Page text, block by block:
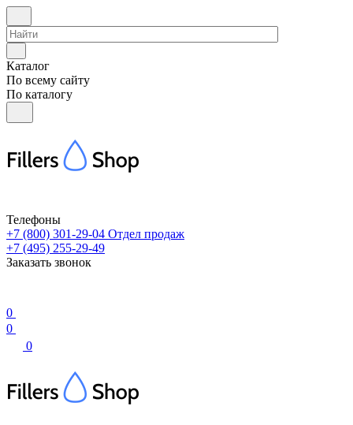
Каталог
По всему сайту
По каталогу
Телефоны
+7 (800) 301-29-04 Отдел продаж
+7 (495) 255-29-49
Заказать звонок
0
0
0